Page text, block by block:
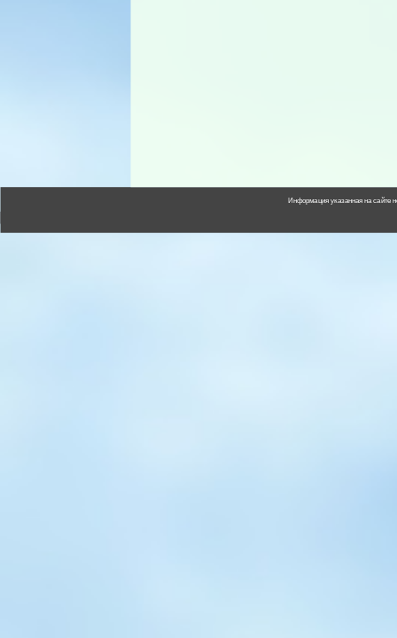
Информация указанная на сайте